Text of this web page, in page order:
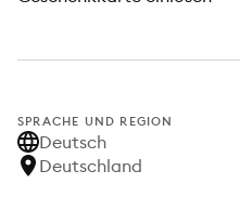
SPRACHE UND REGION
Deutsch
Deutschland